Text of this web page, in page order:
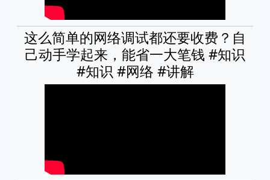
这么简单的网络调试都还要收费？自
己动手学起来，能省一大笔钱 #知识
#知识 #网络 #讲解